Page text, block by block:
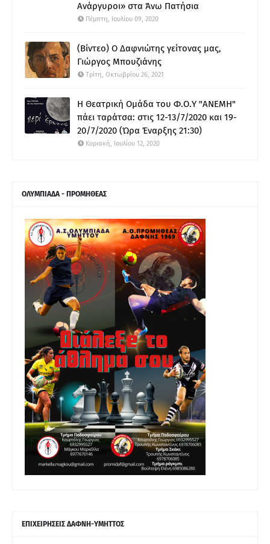
Ανάργυροι» στα Άνω Πατήσια
Πέμπτη, Ιουλίου 09, 2020
(Βίντεο) Ο Δαφνιώτης γείτονας μας,
Γιώργος Μπουζιάνης
Τρίτη, Οκτωβρίου 26, 2021
Η Θεατρική Ομάδα του Φ.Ο.Υ "ΑΝΕΜΗ"
πάει ταράτσα: στις 12-13/7/2020 και 19-
20/7/2020 (Ώρα Έναρξης 21:30)
Κυριακή, Ιουλίου 12, 2020
ΟΛΥΜΠΙΑΔΑ - ΠΡΟΜΗΘΕΑΣ
ΕΠΙΧΕΙΡΗΣΕΙΣ ΔΑΦΝΗ-ΥΜΗΤΤΟΣ